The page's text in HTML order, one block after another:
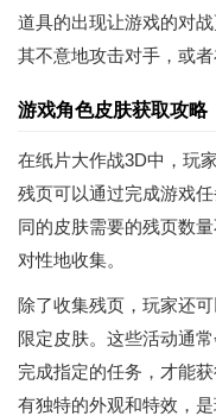
道具的出现让游戏的对
其不意地攻击对手，或者
游戏角色皮肤获取攻略
在纸片大作战3D中，玩
残页可以通过完成游戏
同的皮肤需要的残页数
对性地收集。
除了收集残页，玩家还
限定皮肤。这些活动通
完成指定的任务，才能
有独特的外观和特效，